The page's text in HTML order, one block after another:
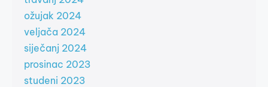
ožujak 2024
veljača 2024
siječanj 2024
prosinac 2023
studeni 2023